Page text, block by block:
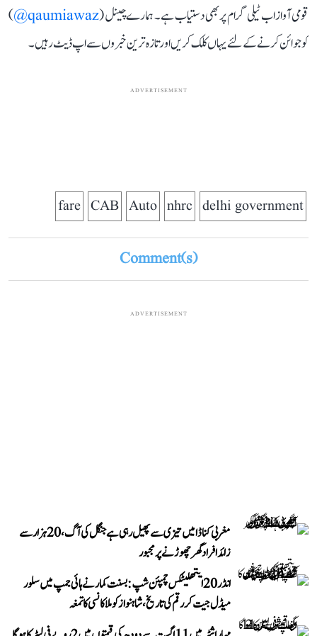
قومی آواز اب ٹیلی گرام پر بھی دستیاب ہے۔ ہمارے چینل (qaumiawaz@
)
کو جوائن کرنے کے لئے یہاں کلک کریں اور تازہ ترین خبروں سے اپ ڈیٹ رہیں۔
ADVERTISEMENT
delhi government
nhrc
Auto
CAB
fare
Comment(s)
ADVERTISEMENT
مغربی کناڈا میں تیزی سے پھیل رہی ہے جنگل کی آگ، 20 ہزار سے
زائد افراد گھر چھوڑنے پر مجبور
انڈر 20 ایتھلیٹکس چمپئن شپ: بسنت کمار نے ہائی جمپ میں سلور
میڈل جیت کر رقم کی تاریخ، شاہنواز کو ملا کانسی کا تمغہ